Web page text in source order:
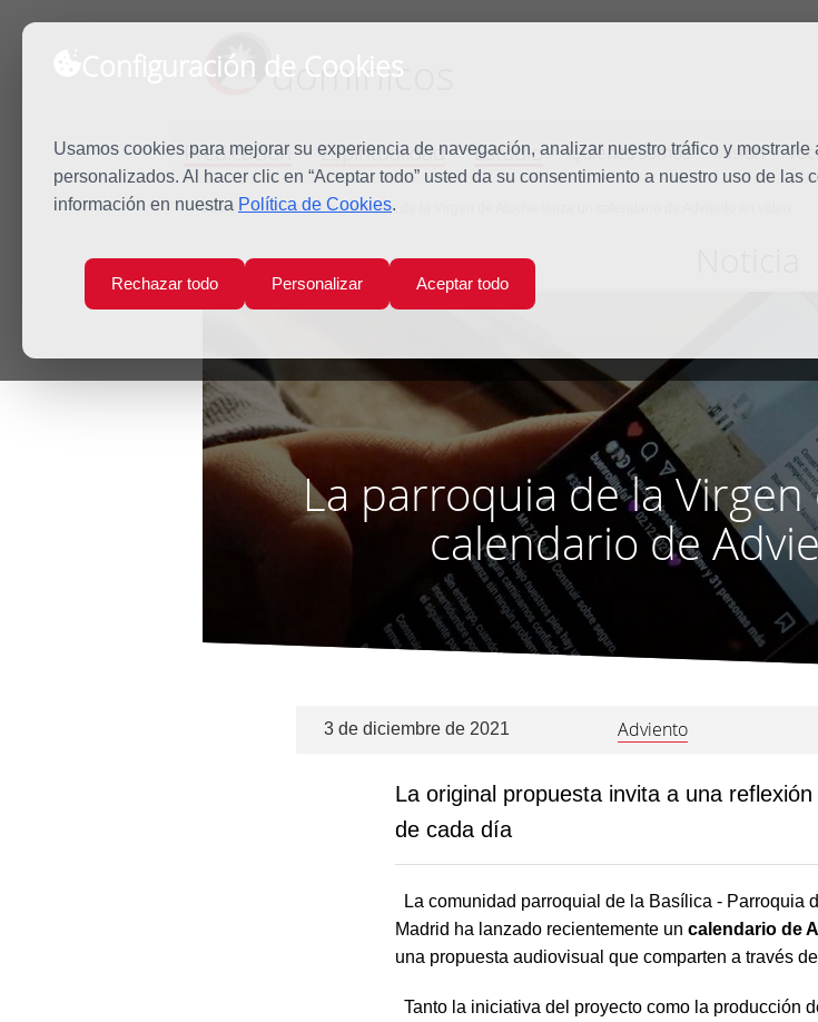
Configuración de Cookies
Usamos cookies para mejorar su experiencia de navegación, analizar nuestro tráfico y
personalizados. Al hacer clic en “Aceptar todo” usted da su consentimiento a nuestro uso de las
información en nuestra Política de Cookies.
Rechazar todo Personalizar Aceptar todo
dominicos
Predicación Espiritualidad Estudio Quiénes somos Misión
Inicio Noticias La parroquia de la Virgen de Atocha lanza un calendario de Adviento en vídeo
La parroquia de la
calendario de
3 de diciembre de 2021 Adviento
La original propuesta invita a una
de cada día
La comunidad parroquial de la Basílica - Parroquia
Madrid ha lanzado recientemente uncalendario de
una propuesta audiovisual que comparten a través
Tanto la iniciativa del proyecto como la producción